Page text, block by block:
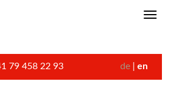
79 458 22 93 de en